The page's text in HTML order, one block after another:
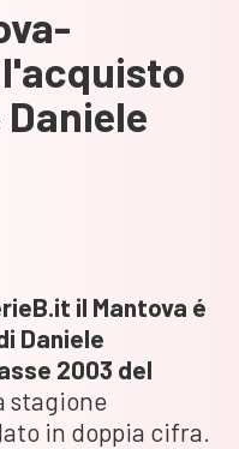
il Mantova é
Daniele
2003 del
stagione
in doppia cifra.